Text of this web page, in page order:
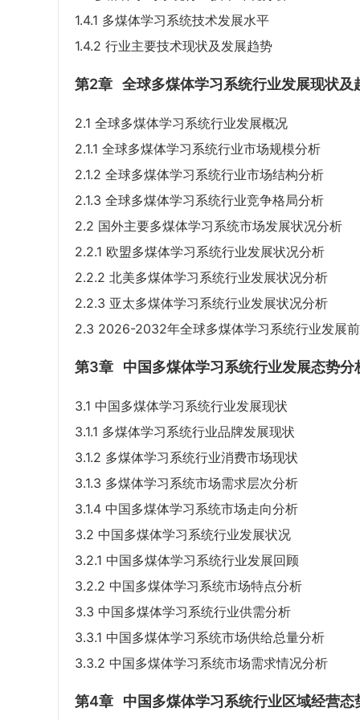
1.4.1 多煤体学习系统技术发展水平
1.4.2 行业主要技术现状及发展趋势
第2章 全球多煤体学习系统行业发展现状及
2.1 全球多煤体学习系统行业发展概况
2.1.1 全球多煤体学习系统行业市场规模分析
2.1.2 全球多煤体学习系统行业市场结构分析
2.1.3 全球多煤体学习系统行业竞争格局分析
2.2 国外主要多煤体学习系统市场发展状况分析
2.2.1 欧盟多煤体学习系统行业发展状况分析
2.2.2 北美多煤体学习系统行业发展状况分析
2.2.3 亚太多煤体学习系统行业发展状况分析
2.3 2026-2032年全球多煤体学习系统行业发展
第3章 中国多煤体学习系统行业发展态势分
3.1 中国多煤体学习系统行业发展现状
3.1.1 多煤体学习系统行业品牌发展现状
3.1.2 多煤体学习系统行业消费市场现状
3.1.3 多煤体学习系统市场需求层次分析
3.1.4 中国多煤体学习系统市场走向分析
3.2 中国多煤体学习系统行业发展状况
3.2.1 中国多煤体学习系统行业发展回顾
3.2.2 中国多煤体学习系统市场特点分析
3.3 中国多煤体学习系统行业供需分析
3.3.1 中国多煤体学习系统市场供给总量分析
3.3.2 中国多煤体学习系统市场需求情况分析
第4章 中国多煤体学习系统行业区域经营态